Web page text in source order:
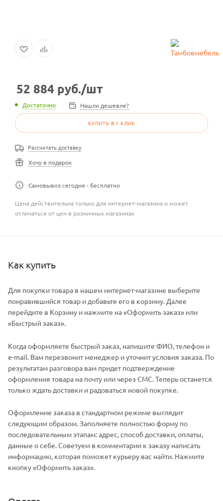
52 884 руб./шт
Достаточно Нашли дешевле?
КУПИТЬ В 1 КЛИК
Рассчитать доставку
Хочу в подарок
Самовывоз сегодня - бесплатно
Цена действительна только для интернет-магазина и может
отличаться от цен в розничных магазинах
Как купить
Для покупки товара в нашем интернет-магазине выберите
понравившийся товар и добавьте его в корзину. Далее
перейдите в Корзину и нажмите на «Оформить заказ» или
«Быстрый заказ».
Когда оформляете быстрый заказ, напишите ФИО, телефон и
e-mail. Вам перезвонит менеджер и уточнит условия заказа. По
результатам разговора вам придет подтверждение
оформления товара на почту или через СМС. Теперь останется
только ждать доставки и радоваться новой покупке.
Оформление заказа в стандартном режиме выглядит
следующим образом. Заполняете полностью форму по
последовательным этапам: адрес, способ доставки, оплаты,
данные о себе. Советуем в комментарии к заказу написать
информацию, которая поможет курьеру вас найти. Нажмите
кнопку «Оформить заказ».